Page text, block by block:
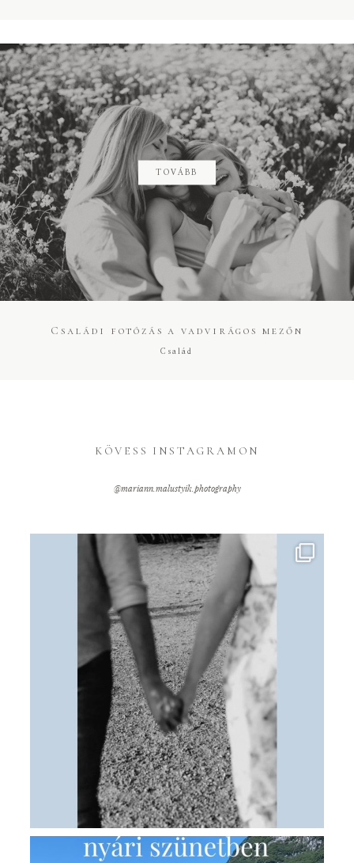
TOVÁBB
Családi fotózás a vadvirágos mezőn
Család
KÖVESS INSTAGRAMON
@mariann.malustyik.photography